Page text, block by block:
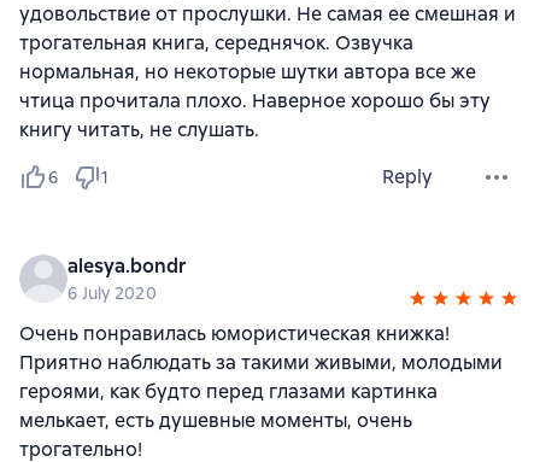
удовольствие от прослушки. Не самая ее смешная и
трогательная книга, середнячок. Озвучка
нормальная, но некоторые шутки автора все же
чтица прочитала плохо. Наверное хорошо бы эту
книгу читать, не слушать.
6 1 Reply
alesya.bondr
6 July 2020
Очень понравилась юмористическая книжка!
Приятно наблюдать за такими живыми, молодыми
героями, как будто перед глазами картинка
мелькает, есть душевные моменты, очень
трогательно!